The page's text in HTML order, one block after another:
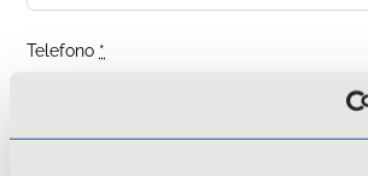
Telefono *